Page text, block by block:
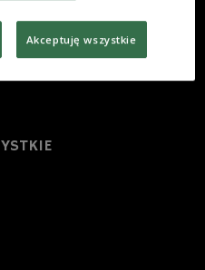
Akceptuję wszystkie